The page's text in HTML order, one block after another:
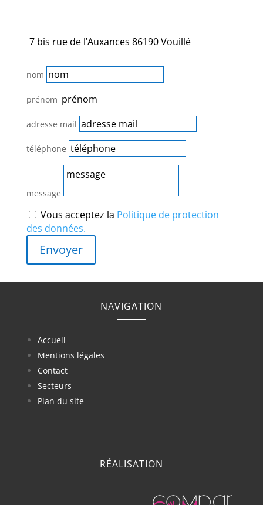
7 bis rue de l’Auxances 86190 Vouillé
nom
prénom
adresse mail
téléphone
message
Vous acceptez la Politique de protection
des données.
Envoyer
NAVIGATION
Accueil
Mentions légales
Contact
Secteurs
Plan du site
RÉALISATION